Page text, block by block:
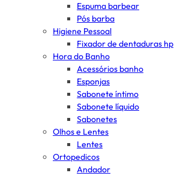
Espuma barbear
Pós barba
Higiene Pessoal
Fixador de dentaduras hp
Hora do Banho
Acessórios banho
Esponjas
Sabonete íntimo
Sabonete líquido
Sabonetes
Olhos e Lentes
Lentes
Ortopedicos
Andador